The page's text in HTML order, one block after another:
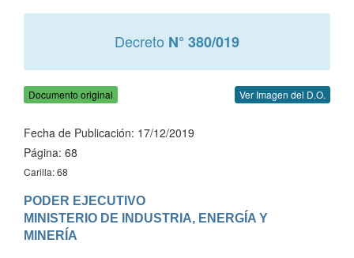
Decreto N° 380/019
Documento original Ver Imagen del D.O.
Fecha de Publicación: 17/12/2019
Página: 68
Carilla: 68
PODER EJECUTIVO
MINISTERIO DE INDUSTRIA, ENERGÍA Y